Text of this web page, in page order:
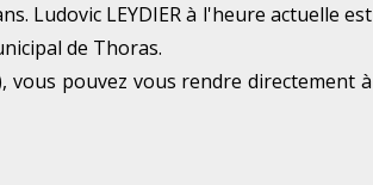
Ludovic LEYDIER à l'heure actuelle est
de Thoras.
vous pouvez vous rendre directement à